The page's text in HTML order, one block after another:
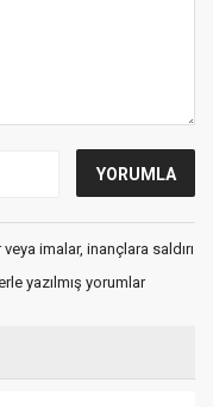
imalar, inançlara saldırı
yazılmış yorumlar